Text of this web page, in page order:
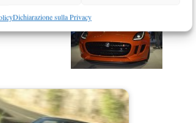
Dichiarazione sulla Privacy